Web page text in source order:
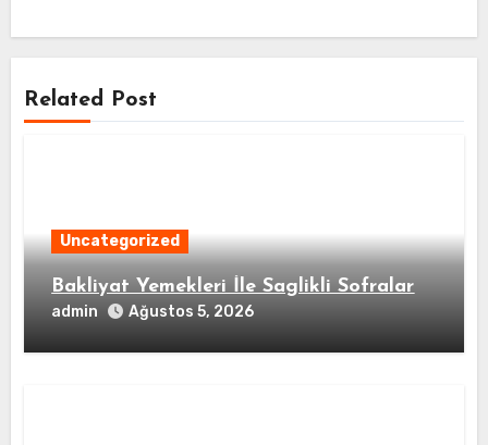
Related Post
Uncategorized
Bakliyat Yemekleri İle Saglikli Sofralar
admin Ağustos 5, 2026